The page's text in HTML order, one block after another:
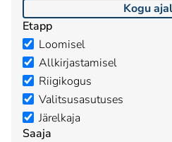
Kogu
Etapp
Loomisel
Allkirjastamisel
Riigikogus
Valitsusasutuses
Järelkaja
Saaja